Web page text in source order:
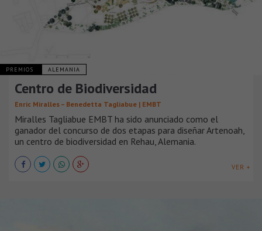
PREMIOS ALEMANIA
Centro de Biodiversidad
Enric Miralles – Benedetta Tagliabue | EMBT
Miralles Tagliabue EMBT ha sido anunciado como el
ganador del concurso de dos etapas para diseñar Artenoah,
un centro de biodiversidad en Rehau, Alemania.
VER +